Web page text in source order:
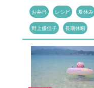
お弁当 レシピ 夏休み
野上優佳子 長期休暇